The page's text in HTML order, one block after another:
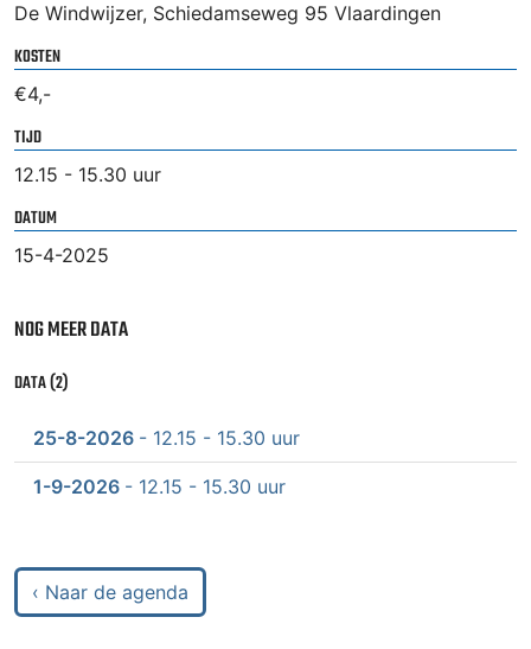
De Windwijzer, Schiedamseweg 95 Vlaardingen
KOSTEN
€4,-
TIJD
12.15 - 15.30 uur
DATUM
15-4-2025
NOG MEER DATA
DATA (2)
25-8-2026 - 12.15 - 15.30 uur
1-9-2026 - 12.15 - 15.30 uur
‹ Naar de agenda